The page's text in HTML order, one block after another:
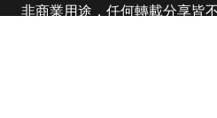
非商業用途，任何轉載分享皆